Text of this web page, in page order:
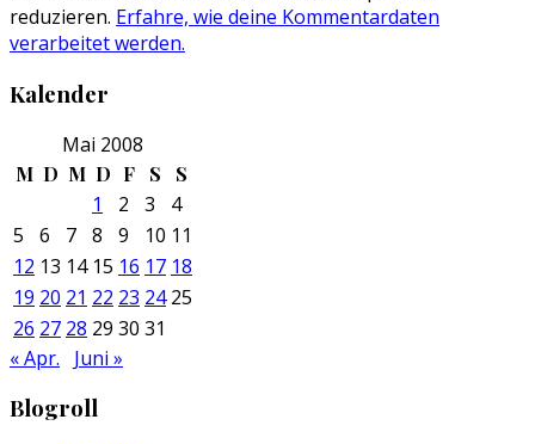
reduzieren. Erfahre, wie deine Kommentardaten
verarbeitet werden.
Kalender
Mai 2008
M D M D F S S
1 2 3
4
5
6 7 8 9 10 11
12 13 14 15 16 17 18
19 20 21 22 23 24 25
26 27 28 29 30 31
« Apr.
Juni »
Blogroll